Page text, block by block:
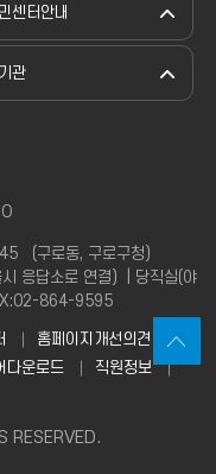
센터안내
관
（구로동, 구로구청）
응답소로 연결）| 당직실(야
864-9595
홈페이지개선의견
다운로드
직원정보
RESERVED.